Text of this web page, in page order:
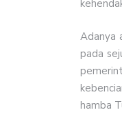
Adanya
pada
hamba